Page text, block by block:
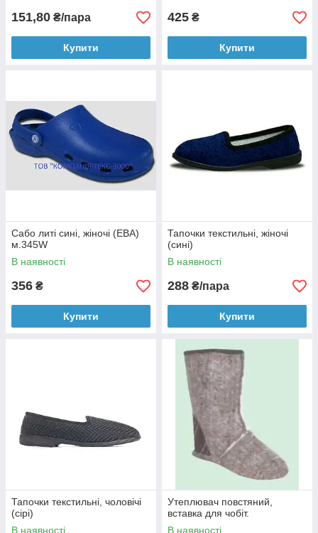
151,80 ₴/пара
Купити
425 ₴
Купити
Сабо литі сині, жіночі (ЕВА)
м.345W
В наявності
356 ₴
Купити
Тапочки текстильні, жіночі
(сині)
В наявності
288 ₴/пара
Купити
Тапочки текстильні, чоловічі
(сірі)
В наявності
Утеплювач повстяний,
вставка для чобіт.
В наявності